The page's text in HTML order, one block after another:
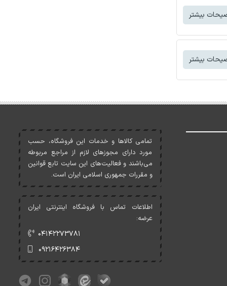
بیشتر
بیشتر
تمامی کالاها و خدمات اين فروشگاه، حسب
مورد دارای مجوزهای لازم از مراجع مربوطه
می‌باشند و فعاليت‌های اين سايت تابع قوانين
و مقررات جمهوری اسلامی ايران است.
اطلاعات تماس با فروشگاه اینترنتی ایران
عرضه:
۰۴۱۴۲۲۷۳۷۸۱
۰۹۲۱۶۴۲۶۳۸۴